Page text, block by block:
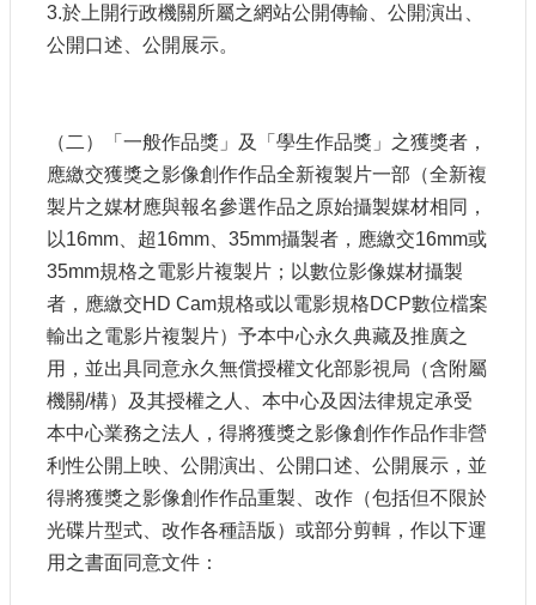
3.於上開行政機關所屬之網站公開傳輸、公開演出、
公開口述、公開展示。
（二）「一般作品獎」及「學生作品獎」之獲獎者，
應繳交獲獎之影像創作作品全新複製片一部（全新複
製片之媒材應與報名參選作品之原始攝製媒材相同，
以16mm、超16mm、35mm攝製者，應繳交16mm或
35mm規格之電影片複製片；以數位影像媒材攝製
者，應繳交HD Cam規格或以電影規格DCP數位檔案
輸出之電影片複製片）予本中心永久典藏及推廣之
用，並出具同意永久無償授權文化部影視局（含附屬
機關/構）及其授權之人、本中心及因法律規定承受
本中心業務之法人，得將獲獎之影像創作作品作非營
利性公開上映、公開演出、公開口述、公開展示，並
得將獲獎之影像創作作品重製、改作（包括但不限於
光碟片型式、改作各種語版）或部分剪輯，作以下運
用之書面同意文件：